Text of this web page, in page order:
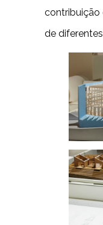
contribuição
de